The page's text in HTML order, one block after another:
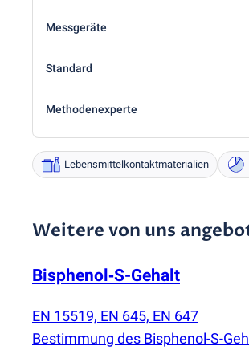
Messgeräte
Standard
Methodenexperte
Lebensmittelkontaktmaterialien
Weitere von uns
Bisphenol‑S-Gehalt
EN 15519, EN 645, EN 647
Bestimmung des Bisphenol-S-